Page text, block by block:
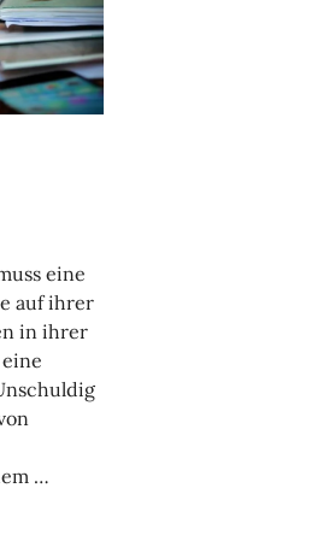
eine
auf ihrer
in ihrer
…